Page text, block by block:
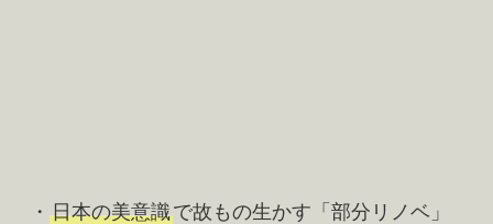
・ 日本の美意識で故もの生かす「部分リノベ」